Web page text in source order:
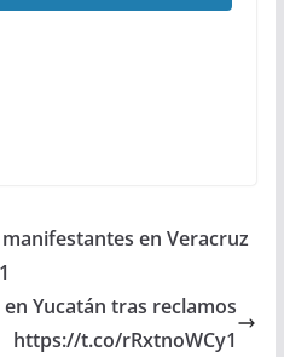
en Veracruz
Yucatán tras reclamos
https://t.co/rRxtnoWCy1